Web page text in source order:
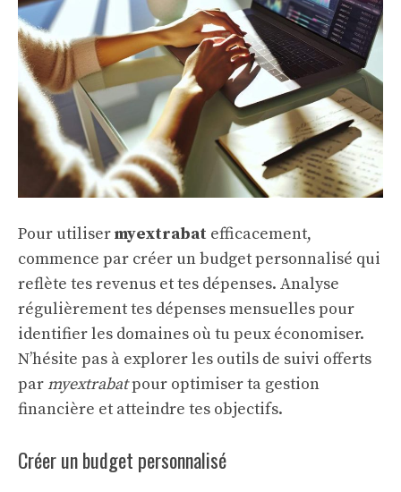
Pour utilisermyextrabat efficacement,
commence par créer un budget personnalisé qui
reflète tes revenus et tes dépenses. Analyse
régulièrement tes dépenses mensuelles pour
identifier les domaines où tu peux économiser.
N’hésite pas à explorer les outils de suivi offerts
parmyextrabatpour optimiser ta gestion
financière et atteindre tes objectifs.
Créer un budget personnalisé